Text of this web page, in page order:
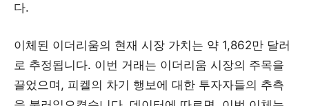
다.
이체된 이더리움의 현재 시장 가치는 약 1,862만 달러
로 추정됩니다. 이번 거래는 이더리움 시장의 주목을
끌었으며, 피켈의 차기 행보에 대한 투자자들의 추측